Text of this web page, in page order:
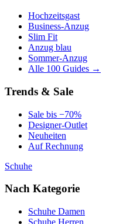
Hochzeitsgast
Business-Anzug
Slim Fit
Anzug blau
Sommer-Anzug
Alle 100 Guides →
Trends & Sale
Sale bis −70%
Designer-Outlet
Neuheiten
Auf Rechnung
Schuhe
Nach Kategorie
Schuhe Damen
Schuhe Herren